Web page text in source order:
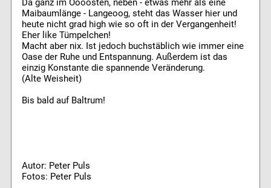
Da ganz im Oooosten, neben - etwas mehr als eine
Maibaumlänge - Langeoog, steht das Wasser hier und
heute nicht grad high wie so oft in der Vergangenheit!
Eher like Tümpelchen!
Macht aber nix. Ist jedoch buchstäblich wie immer eine
Oase der Ruhe und Entspannung. Außerdem ist das
einzig Konstante die spannende Veränderung.
(Alte Weisheit)
Bis bald auf Baltrum!
Autor: Peter Puls
Fotos: Peter Puls